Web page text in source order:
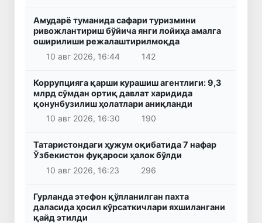
Амударё туманида сафари туризмини
ривожлантириш бўйича янги лойиҳа амалга
оширилиши режалаштирилмоқда
10 авг 2026, 16:44
142
Коррупцияга қарши курашиш агентлиги: 9,3
млрд сўмдан ортиқ давлат харидида
қонунбузилиш ҳолатлари аниқланди
10 авг 2026, 16:30
190
Татаристондаги ҳужум оқибатида 7 нафар
Ўзбекистон фуқароси ҳалок бўлди
10 авг 2026, 16:23
296
Гурланда этефон қўлланилган пахта
даласида ҳосил кўрсаткичлари яхшилангани
қайд этилди